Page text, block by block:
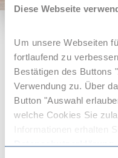
Diese Webseite
Um unsere Webseiten
fortlaufend zu
Bestätigen des Buttons
Verwendung zu. Über
Button "Auswahl
welche Cookies Sie
Datenschutzerklärung.
Top 6:
Schloss
Das Karlsruher
Stadt und ist
Fächerstruktur. Von